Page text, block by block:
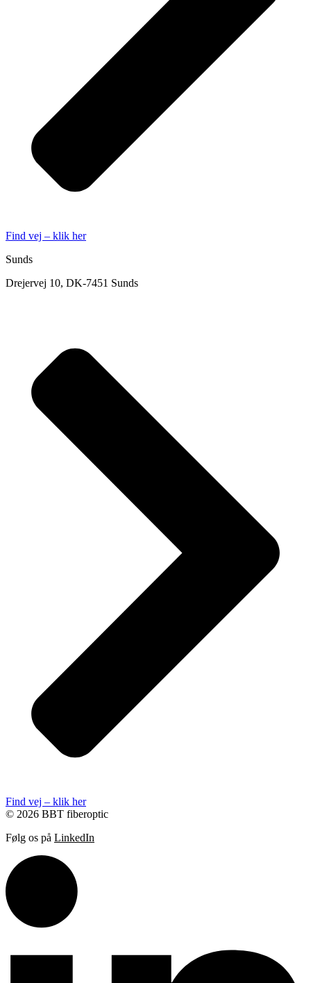
Find vej – klik her
Sunds
Drejervej 10, DK-7451 Sunds
Find vej – klik her
© 2026 BBT fiberoptic
Følg os på LinkedIn